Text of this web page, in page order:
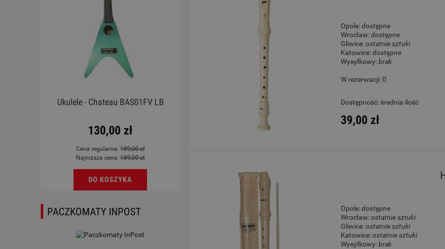
Ukulele - Chateau BAS01FV LB
130,00 zł
Cena regularna: 189,00 zł
Najniższa cena: 189,00 zł
DO KOSZYKA
Magadi M14E Kalimba
219,00 zł
DO KOSZYKA
Gitara Klasyczna 4/4 -
Protege C1 Matiz Classic
PACZKOMATY INPOST
Opole:dostępne
Wrocław:dostępne
Gliwice:ostatnie sztuki
Katowice:dostępne
Wysyłkowy:brak
W rezerwacji: 0
Dostępność: średnia ilość
39,00 zł
Opole:dostępne
Wrocław:ostatnie sztuki
Gliwice:ostatnie sztuki
Katowice:ostatnie sztuki
Wysyłkowy:brak